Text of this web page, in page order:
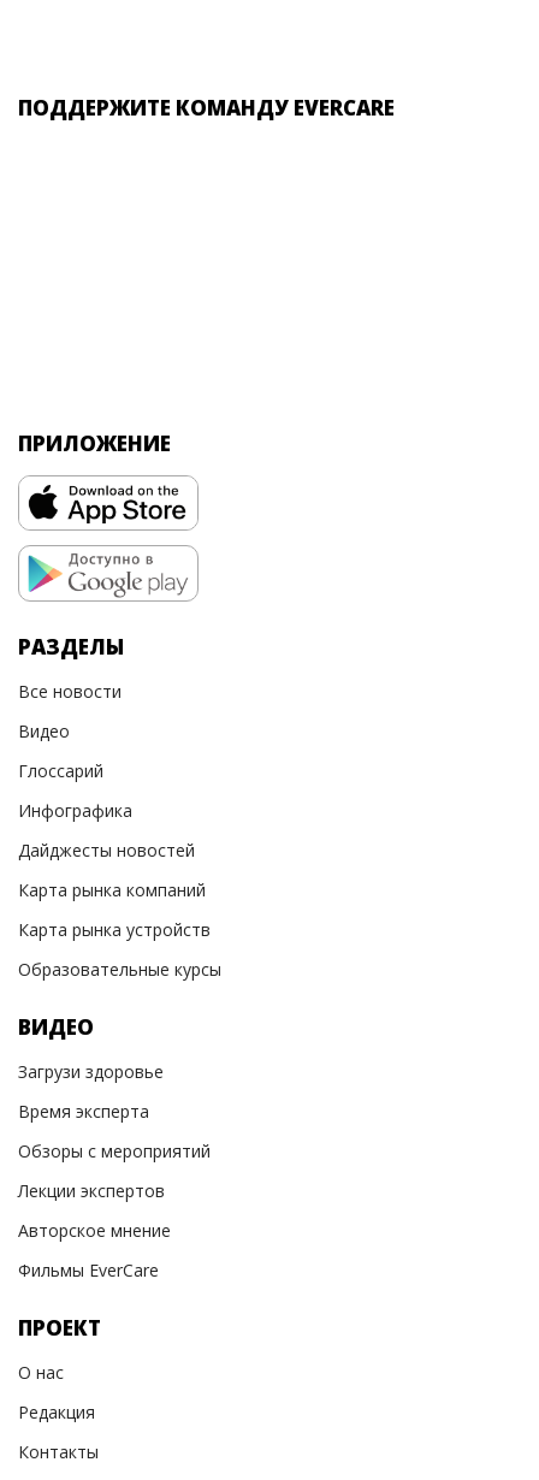
ПОДДЕРЖИТЕ КОМАНДУ EVERCARE
ПРИЛОЖЕНИЕ
РАЗДЕЛЫ
Все новости
Видео
Глоссарий
Инфографика
Дайджесты новостей
Карта рынка компаний
Карта рынка устройств
Образовательные курсы
ВИДЕО
Загрузи здоровье
Время эксперта
Обзоры с мероприятий
Лекции экспертов
Авторское мнение
Фильмы EverCare
ПРОЕКТ
О нас
Редакция
Контакты